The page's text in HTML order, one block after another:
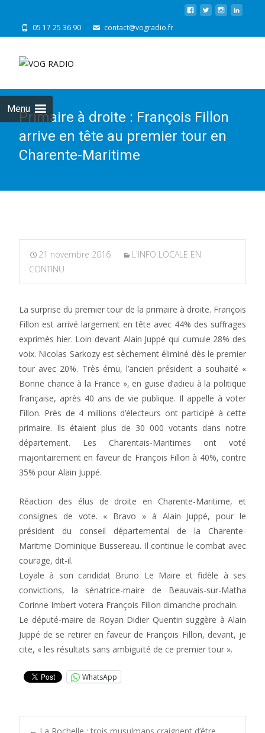
05 17 25 36 90 contact@vogradio.fr
Menu
Primaire à droite : François Fillon
arrive en tête au premier tour en
Charente-Maritime
21 novembre 2016
L'INFO LOCALE EN
CONTINU
La surprise du premier tour de la primaire à droite. François
Fillon est arrivé largement en tête avec 44% des suffrages
exprimés hier. Loin devant Alain Juppé qui cumule 28% des
voix. Nicolas Sarkozy est sèchement éliminé dès le premier
tour avec 20%. Très ému, l’ancien président a souhaité «
Bonne chance à la France », en guise d’adieu à la politique
française, après 40 ans de vie publique. Il appelle à voter
Fillon. Près de 4 millions d’électeurs ont participé à cette
primaire. Ils étaient plus de 30 000 votants dans notre
département. Les Charentais-Maritimes ont voté
majoritairement en faveur de François Fillon à 40%, contre
35% pour Alain Juppé.
Réaction des élus de droite en Charente-Maritime, et
consignes de vote. « Bravo » à Alain Juppé, pour le
président du conseil départemental de la Charente-
Maritme Dominique Bussereau. Il continue le combat avec
courage, dit-il.
Loyale à son candidat Bruno Le Maire et fidèle à ses
convictions, la sénatrice-maire de Beauvais-sur-Matha
Corinne Imbert votera François Fillon dimanche prochain.
Le député-maire de Royan Didier Quentin suggère à Alain
Juppé de se retirer en faveur de François Fillon, devant, je
cite, « les résultats sans ambiguïté de ce premier tour ».
WhatsApp